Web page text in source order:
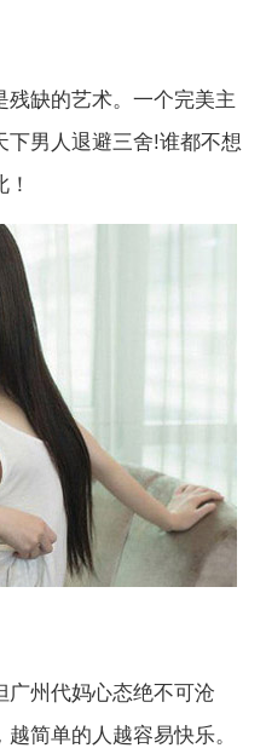
缺的艺术。一个完美主
下男人退避三舍!谁都不想
广州代妈心态绝不可沧
简单的人越容易快乐。